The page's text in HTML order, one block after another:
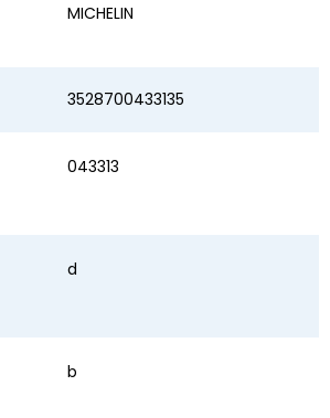
MICHELIN
3528700433135
043313
d
b